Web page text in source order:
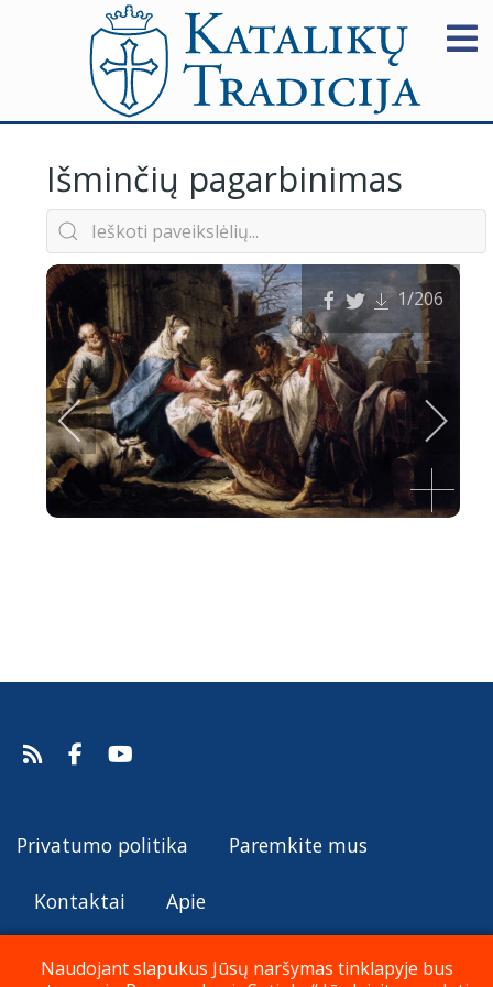
Išminčių pagarbinimas
1/206
Šaltinis:Web Gallery of Art
Privatumo politika Paremkite mus
Kontaktai Apie
Naudojant slapukus Jūsų naršymas tinklapyje bus